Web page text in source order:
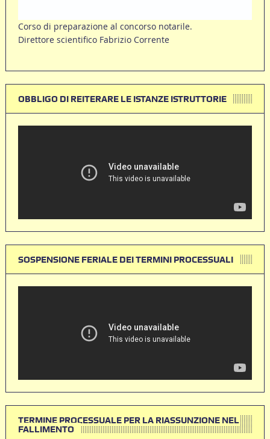
Corso di preparazione al concorso notarile.
Direttore scientifico Fabrizio Corrente
OBBLIGO DI REITERARE LE ISTANZE ISTRUTTORIE
SOSPENSIONE FERIALE DEI TERMINI PROCESSUALI
TERMINE PROCESSUALE PER LA RIASSUNZIONE NEL
FALLIMENTO